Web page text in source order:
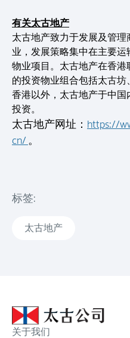
有关太古地产
太古地产致力于发展及管
业，发展策略集中在主要
物业项目。太古地产在香
的投资物业组合包括太古
香港以外，太古地产于中
投资。
太古地产网址： https://
cn/ 。
标签:
太古地产
关于我们